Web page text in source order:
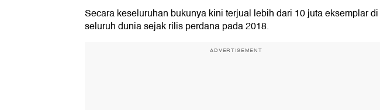
Secara keseluruhan bukunya kini terjual lebih dari 10 juta eksemplar di
seluruh dunia sejak rilis perdana pada 2018.
ADVERTISEMENT